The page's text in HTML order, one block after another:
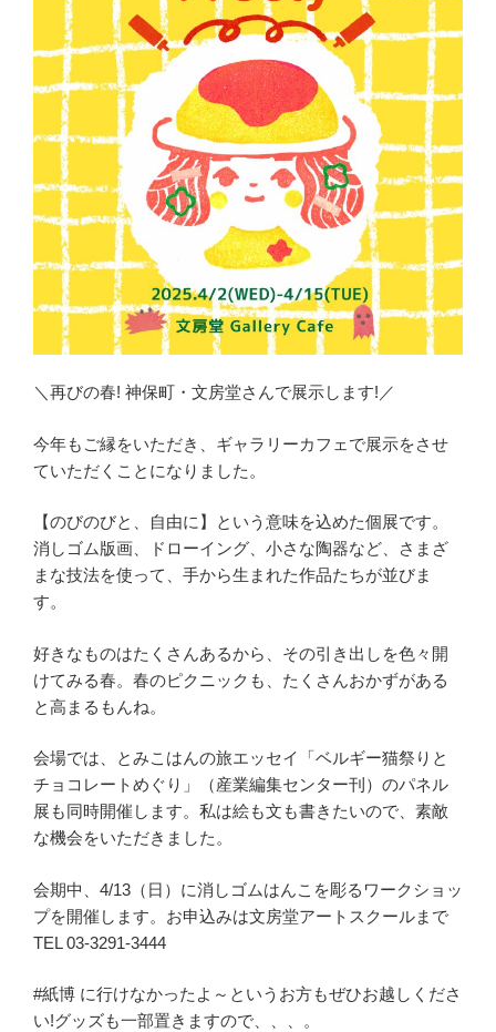
＼再びの春! 神保町・文房堂さんで展示します!／
今年もご縁をいただき、ギャラリーカフェで展示をさせ
ていただくことになりました。
【のびのびと、自由に】という意味を込めた個展です。
消しゴム版画、ドローイング、小さな陶器など、さまざ
まな技法を使って、手から生まれた作品たちが並びま
す。
好きなものはたくさんあるから、その引き出しを色々開
けてみる春。春のピクニックも、たくさんおかずがある
と高まるもんね。
会場では、とみこはんの旅エッセイ「ベルギー猫祭りと
チョコレートめぐり」（産業編集センター刊）のパネル
展も同時開催します。私は絵も文も書きたいので、素敵
な機会をいただきました。
会期中、4/13（日）に消しゴムはんこを彫るワークショッ
プを開催します。お申込みは文房堂アートスクールまで
TEL 03-3291-3444
#紙博 に行けなかったよ～というお方もぜひお越しくださ
い!グッズも一部置きますので、、、。